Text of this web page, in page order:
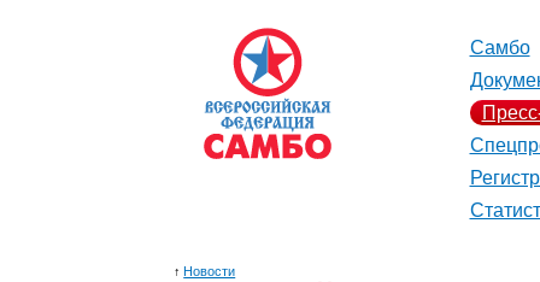
Самбо
↑ Новости